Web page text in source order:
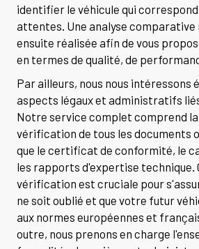
identifier le véhicule qui
attentes. Une analyse comparative
ensuite réalisée afin de vous
en termes de qualité, de
Par ailleurs, nous nous intéressons
aspects légaux et administratifs
Notre service complet comprend
vérification de tous les documents
que le certificat de conformité, le
les rapports d'expertise technique.
vérification est cruciale pour
ne soit oublié et que votre futur
aux normes européennes et
outre, nous prenons en charge